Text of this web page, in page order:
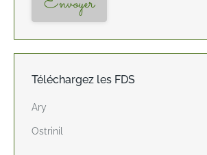
Téléchargez les FDS
Ary
Ostrinil